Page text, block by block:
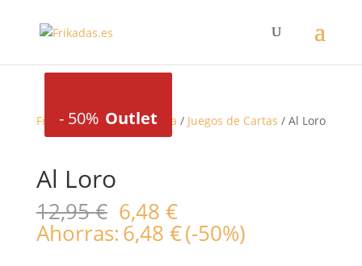
Frikadas/Juegos de mesa / Juegos de Cartas / Al Loro
Al Loro
12,95€ El
precio
original
6,48 €El
precio
actual
Ahorras:6,48 €(-50%)
-50% Outlet